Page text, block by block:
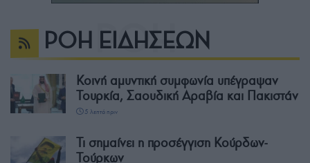
ΡΟΗ ΕΙΔΗΣΕΩΝ
Κοινή αμυντική συμφωνία υπέγραψαν
Τουρκία, Σαουδική Αραβία και Πακιστάν
5 λεπτά πριν
Τι σημαίνει η προσέγγιση Κούρδων-
Τούρκων